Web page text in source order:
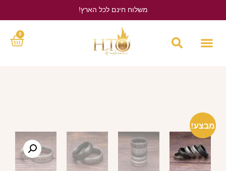
משלוח חינם לכל הארץ!
0
מבצע!